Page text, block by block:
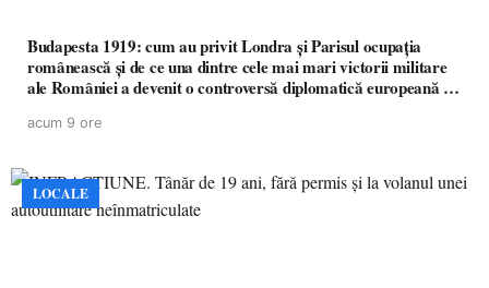
Budapesta 1919: cum au privit Londra și Parisul ocupația
românească și de ce una dintre cele mai mari victorii militare
ale României a devenit o controversă diplomatică europeană (
acum 9 ore
LOCALE